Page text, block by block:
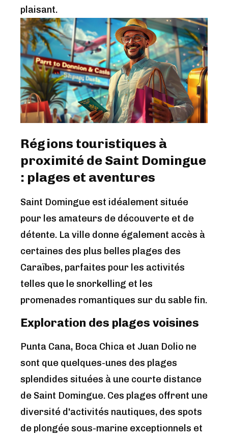
plaisant.
Régions touristiques à
proximité de Saint Domingue
: plages et aventures
Saint Domingue est idéalement située
pour les amateurs de découverte et de
détente. La ville donne également accès à
certaines des plus belles plages des
Caraïbes, parfaites pour les activités
telles que le snorkelling et les
promenades romantiques sur du sable fin.
Exploration des plages voisines
Punta Cana, Boca Chica et Juan Dolio ne
sont que quelques-unes des plages
splendides situées à une courte distance
de Saint Domingue. Ces plages offrent une
diversité d'activités nautiques, des spots
de plongée sous-marine exceptionnels et